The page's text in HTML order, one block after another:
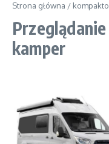
Strona główna /
kamper